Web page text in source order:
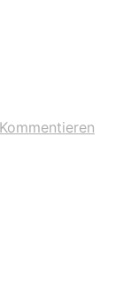
Kommentieren